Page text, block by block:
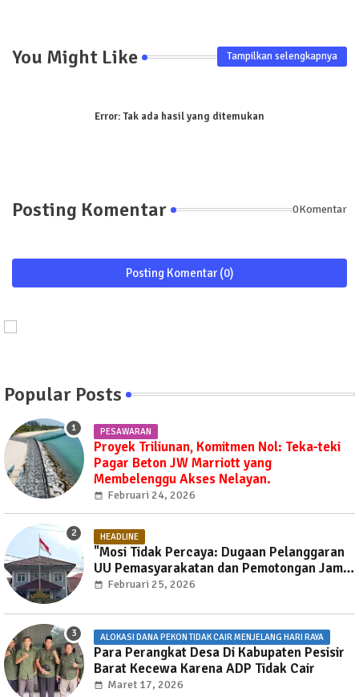
You Might Like Tampilkan selengkapnya
Error:Tak ada hasil yang ditemukan
Posting Komentar 0Komentar
Posting Komentar (0)
Popular Posts
PESAWARAN
Proyek Triliunan, Komitmen Nol: Teka-teki
Pagar Beton JW Marriott yang
Membelenggu Akses Nelayan.
Februari 24, 2026
HEADLINE
"Mosi Tidak Percaya: Dugaan Pelanggaran
UU Pemasyarakatan dan Pemotongan Jam
Layanan Publik di Rutan Way Huwi."
Februari 25, 2026
ALOKASI DANA PEKON TIDAK CAIR MENJELANG HARI RAYA
Para Perangkat Desa Di Kabupaten Pesisir
Barat Kecewa Karena ADP Tidak Cair
Maret 17, 2026